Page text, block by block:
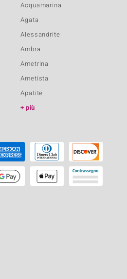
Acquamarina
Agata
Alessandrite
Ambra
Ametrina
Ametista
Apatite
più